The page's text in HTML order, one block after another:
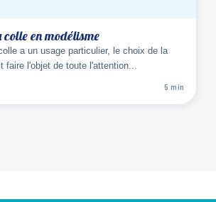
en modélisme
a un usage particulier, le choix de la
faire l'objet de toute l'attention...
5 min